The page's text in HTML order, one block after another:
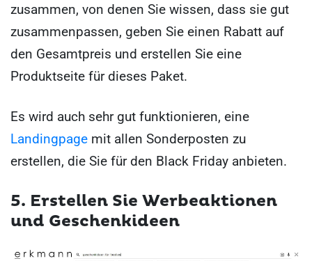
zusammen, von denen Sie wissen, dass sie gut
zusammenpassen, geben Sie einen Rabatt auf
den Gesamtpreis und erstellen Sie eine
Produktseite für dieses Paket.
Es wird auch sehr gut funktionieren, eine
Landingpage mit allen Sonderposten zu
erstellen, die Sie für den Black Friday anbieten.
5. Erstellen Sie Werbeaktionen
und Geschenkideen